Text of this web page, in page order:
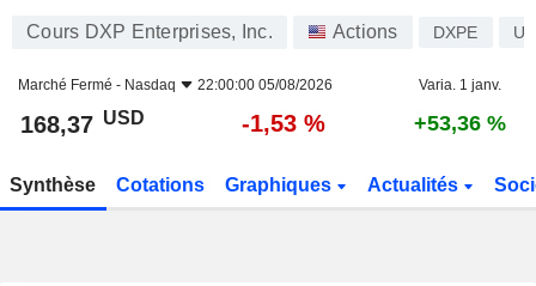
Cours DXP Enterprises, Inc. Actions DXPE
Marché Fermé - Nasdaq 22:00:00 05/08/2026 Varia. 1 janv.
168,37 USD -1,53 % +53,36 %
Synthèse Cotations Graphiques Actualités